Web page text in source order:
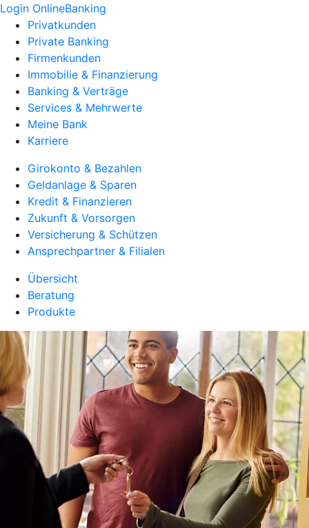
Login OnlineBanking
Privatkunden
Private Banking
Firmenkunden
Immobilie & Finanzierung
Banking & Verträge
Services & Mehrwerte
Meine Bank
Karriere
Girokonto & Bezahlen
Geldanlage & Sparen
Kredit & Finanzieren
Zukunft & Vorsorgen
Versicherung & Schützen
Ansprechpartner & Filialen
Übersicht
Beratung
Produkte